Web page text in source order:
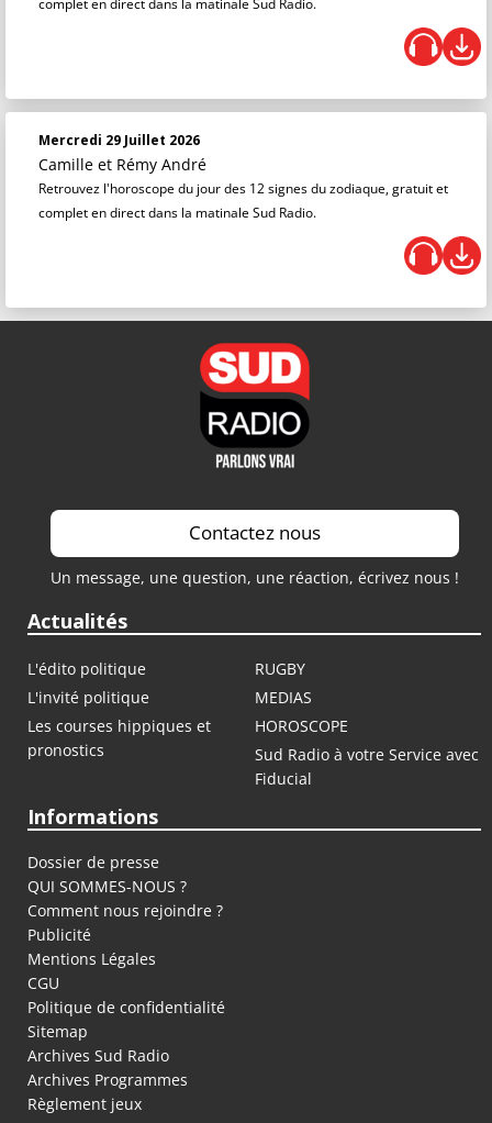
complet en direct dans la matinale Sud Radio.
Mercredi 29 Juillet 2026
Camille et Rémy André
Retrouvez l'horoscope du jour des 12 signes du zodiaque, gratuit et
complet en direct dans la matinale Sud Radio.
Contactez nous
Un message, une question, une réaction, écrivez nous !
Actualités
L'édito politique
RUGBY
L'invité politique
MEDIAS
Les courses hippiques et
pronostics
HOROSCOPE
Sud Radio à votre Service avec
Fiducial
Informations
Dossier de presse
QUI SOMMES-NOUS ?
Comment nous rejoindre ?
Publicité
Mentions Légales
CGU
Politique de confidentialité
Sitemap
Archives Sud Radio
Archives Programmes
Règlement jeux